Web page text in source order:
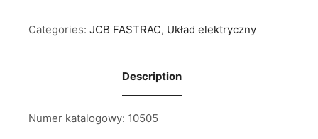
Categories: JCB FASTRAC, Układ elektryczny
Description
Numer katalogowy: 10505